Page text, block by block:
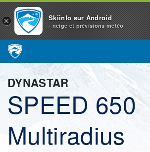
Main Navigation
DYNASTAR
SPEED 650
Multiradius
× Skiinfo sur Android
- neige et prévisions météo